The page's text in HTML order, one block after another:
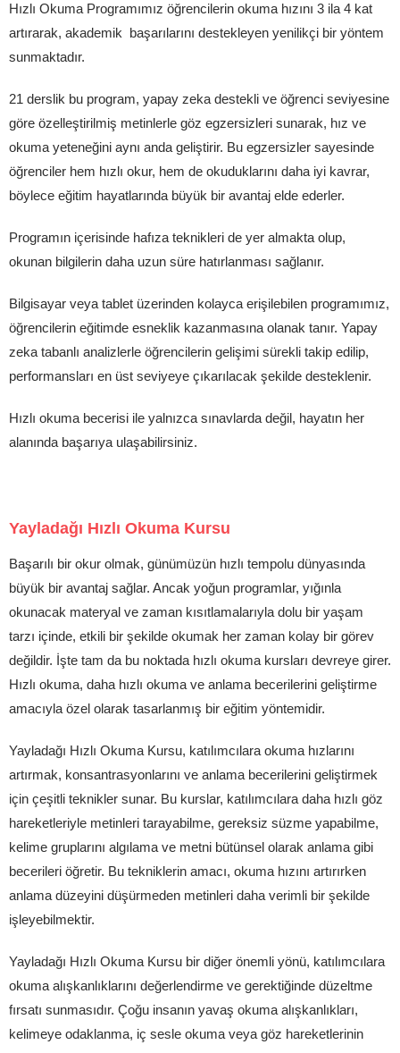
Hızlı Okuma Programımız öğrencilerin okuma hızını 3 ila 4 kat
artırarak, akademik başarılarını destekleyen yenilikçi bir yöntem
sunmaktadır.
21 derslik bu program, yapay zeka destekli ve öğrenci seviyesine
göre özelleştirilmiş metinlerle göz egzersizleri sunarak, hız ve
okuma yeteneğini aynı anda geliştirir. Bu egzersizler sayesinde
öğrenciler hem hızlı okur, hem de okuduklarını daha iyi kavrar,
böylece eğitim hayatlarında büyük bir avantaj elde ederler.
Programın içerisinde hafıza teknikleri de yer almakta olup,
okunan bilgilerin daha uzun süre hatırlanması sağlanır.
Bilgisayar veya tablet üzerinden kolayca erişilebilen programımız,
öğrencilerin eğitimde esneklik kazanmasına olanak tanır. Yapay
zeka tabanlı analizlerle öğrencilerin gelişimi sürekli takip edilip,
performansları en üst seviyeye çıkarılacak şekilde desteklenir.
Hızlı okuma becerisi ile yalnızca sınavlarda değil, hayatın her
alanında başarıya ulaşabilirsiniz.
Yayladağı Hızlı Okuma Kursu
Başarılı bir okur olmak, günümüzün hızlı tempolu dünyasında
büyük bir avantaj sağlar. Ancak yoğun programlar, yığınla
okunacak materyal ve zaman kısıtlamalarıyla dolu bir yaşam
tarzı içinde, etkili bir şekilde okumak her zaman kolay bir görev
değildir. İşte tam da bu noktada hızlı okuma kursları devreye girer.
Hızlı okuma, daha hızlı okuma ve anlama becerilerini geliştirme
amacıyla özel olarak tasarlanmış bir eğitim yöntemidir.
Yayladağı Hızlı Okuma Kursu, katılımcılara okuma hızlarını
artırmak, konsantrasyonlarını ve anlama becerilerini geliştirmek
için çeşitli teknikler sunar. Bu kurslar, katılımcılara daha hızlı göz
hareketleriyle metinleri tarayabilme, gereksiz süzme yapabilme,
kelime gruplarını algılama ve metni bütünsel olarak anlama gibi
becerileri öğretir. Bu tekniklerin amacı, okuma hızını artırırken
anlama düzeyini düşürmeden metinleri daha verimli bir şekilde
işleyebilmektir.
Yayladağı Hızlı Okuma Kursu bir diğer önemli yönü, katılımcılara
okuma alışkanlıklarını değerlendirme ve gerektiğinde düzeltme
fırsatı sunmasıdır. Çoğu insanın yavaş okuma alışkanlıkları,
kelimeye odaklanma, iç sesle okuma veya göz hareketlerinin